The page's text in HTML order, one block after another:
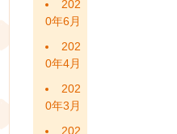
202
0年6月
202
0年4月
202
0年3月
202